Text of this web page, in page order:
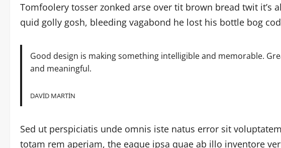
Tomfoolery tosser zonked arse over tit brown bread twit it’s
quid golly gosh, bleeding vagabond he lost his bottle bog
Good design is making something intelligible and memorable.
and meaningful.
DAVID MARTIN
Sed ut perspiciatis unde omnis iste natus error sit
totam rem aperiam, the eaque ipsa quae ab illo inventore